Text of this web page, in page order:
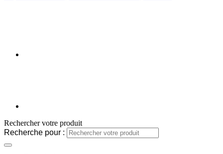
Rechercher votre produit
Recherche pour :